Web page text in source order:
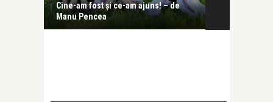
Cine-am fost și ce-am ajuns! – de
Manu Pencea